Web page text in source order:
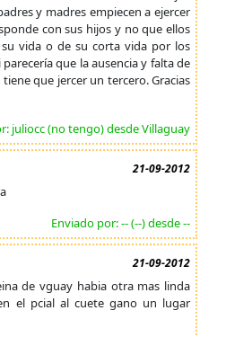
y madres empiecen a ejercer
con sus hijos y no que ellos
vida o de su corta vida por los
que la ausencia y falta de
que jercer un tercero. Gracias
juliocc (no tengo) desde Villaguay
21-09-2012
Enviado por: -- (--) desde --
21-09-2012
de vguay habia otra mas linda
el pcial al cuete gano un lugar